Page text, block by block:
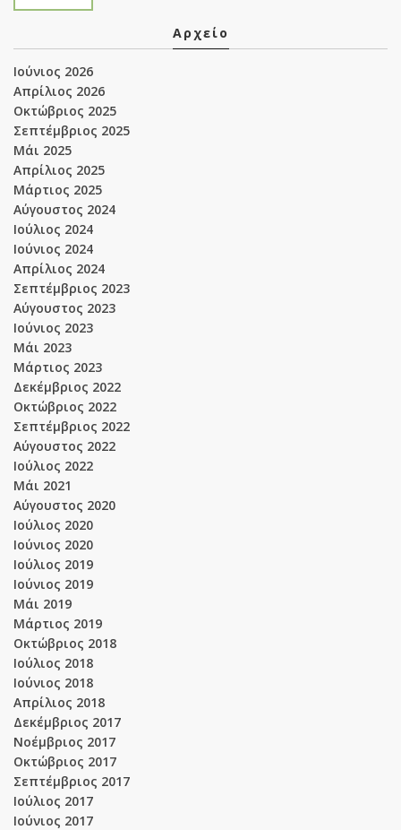
Αρχείο
Ιούνιος 2026
Απρίλιος 2026
Οκτώβριος 2025
Σεπτέμβριος 2025
Μάι 2025
Απρίλιος 2025
Μάρτιος 2025
Αύγουστος 2024
Ιούλιος 2024
Ιούνιος 2024
Απρίλιος 2024
Σεπτέμβριος 2023
Αύγουστος 2023
Ιούνιος 2023
Μάι 2023
Μάρτιος 2023
Δεκέμβριος 2022
Οκτώβριος 2022
Σεπτέμβριος 2022
Αύγουστος 2022
Ιούλιος 2022
Μάι 2021
Αύγουστος 2020
Ιούλιος 2020
Ιούνιος 2020
Ιούλιος 2019
Ιούνιος 2019
Μάι 2019
Μάρτιος 2019
Οκτώβριος 2018
Ιούλιος 2018
Ιούνιος 2018
Απρίλιος 2018
Δεκέμβριος 2017
Νοέμβριος 2017
Οκτώβριος 2017
Σεπτέμβριος 2017
Ιούλιος 2017
Ιούνιος 2017